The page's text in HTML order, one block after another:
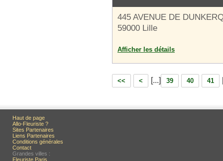
445 AVENUE DE
59000 Lille
Afficher les détails
<< < [...] 39 40 41
Haut de page
Allo-Fleuriste ?
Sites Partenaires
Liens Partenaires
Conditions générales
Contact
Grandes villes :
Fleuriste Paris